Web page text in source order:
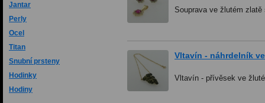
Jantar
Perly
Ocel
Titan
Snubní prsteny
Hodinky
Hodiny
Souprava ve žlutém
Vltavín - náhrdelník
Vltavín - přívěsek ve